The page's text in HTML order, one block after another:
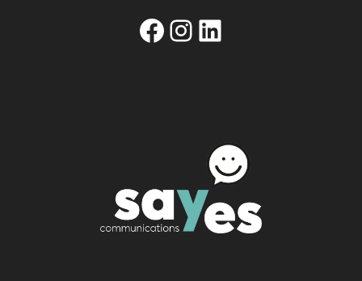
Facebook
Instagram
Linkedin